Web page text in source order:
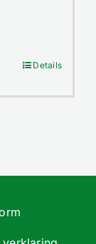
Details